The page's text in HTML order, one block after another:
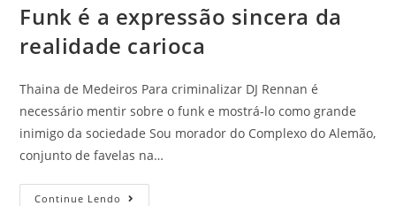
Funk é a expressão sincera da
realidade carioca
Thaina de Medeiros Para criminalizar DJ Rennan é
necessário mentir sobre o funk e mostrá-lo como grande
inimigo da sociedade Sou morador do Complexo do Alemão,
conjunto de favelas na…
Continue Lendo